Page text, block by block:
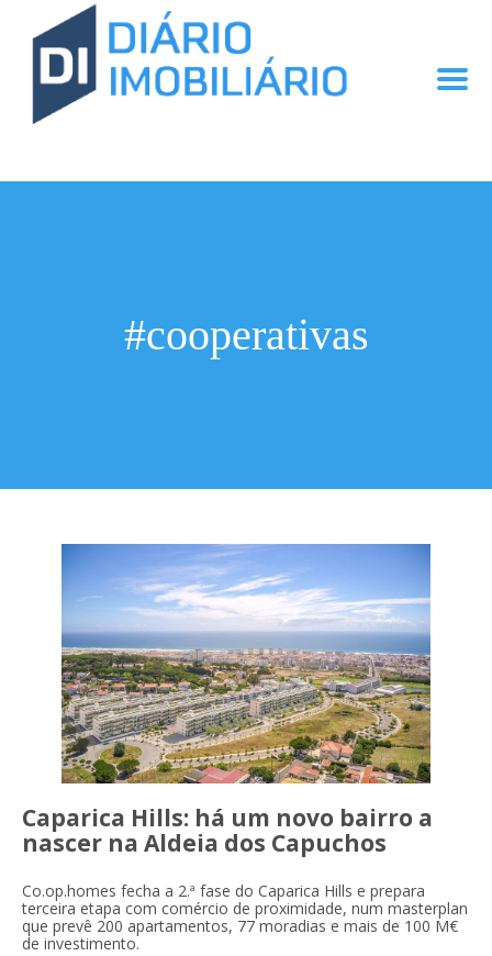
#cooperativas
Caparica Hills: há um novo bairro a
nascer na Aldeia dos Capuchos
Co.op.homes fecha a 2.ª fase do Caparica Hills e prepara
terceira etapa com comércio de proximidade, num masterplan
que prevê 200 apartamentos, 77 moradias e mais de 100 M€
de investimento.